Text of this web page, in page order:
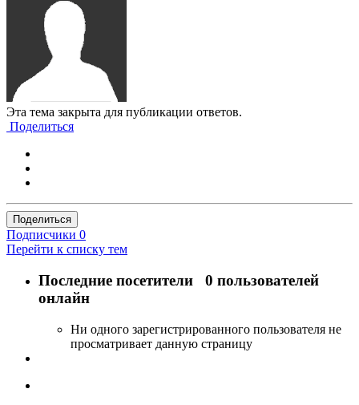
Эта тема закрыта для публикации ответов.
Поделиться
Поделиться
Подписчики 0
Перейти к списку тем
Последние посетители 0 пользователей
онлайн
Ни одного зарегистрированного пользователя не
просматривает данную страницу